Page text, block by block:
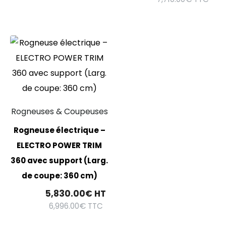
Rogneuses & Coupeuses
Rogneuse électrique –
ELECTRO POWER TRIM
360 avec support (Larg.
de coupe: 360 cm)
5,830.00€ HT
6,996.00€TTC